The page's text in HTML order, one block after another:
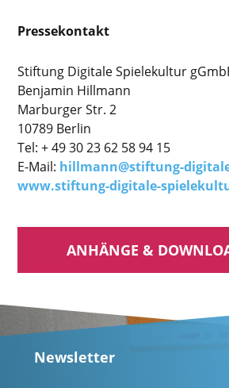
Pressekontakt
Stiftung Digitale Spielekultur
Benjamin Hillmann
Marburger Str. 2
10789 Berlin
Tel: + 49 30 23 62 58 94 15
E-Mail: hillmann@stiftung-
www.stiftung-digitale-
ANHÄNGE &
Newsletter